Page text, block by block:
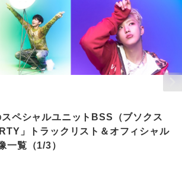
ペシャルユニットBSS（ブソクス
」トラックリスト＆オフィシャル
一覧（1/3）